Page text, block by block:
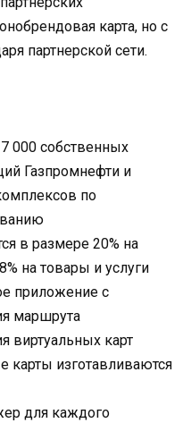
карта, но с
партнерской сети.
000 собственных
Газпромнефти и
по
в размере 20% на
на товары и услуги
приложение с
маршрута
виртуальных карт
карты изготавливаются
для каждого